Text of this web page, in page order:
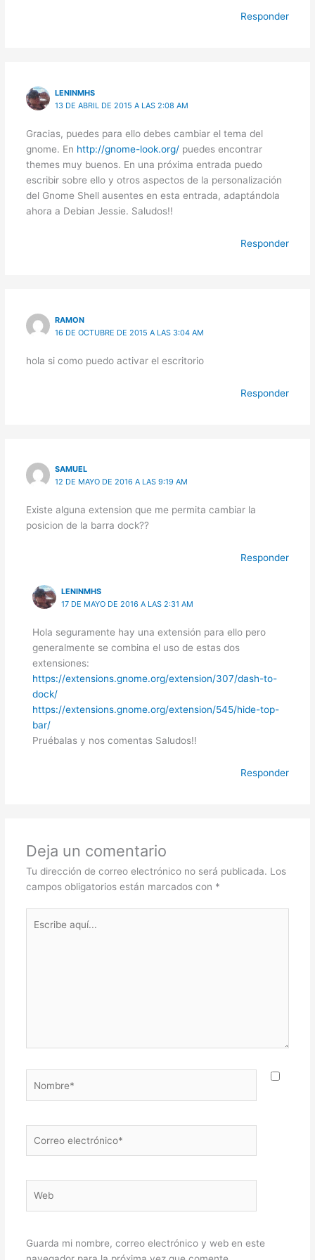
Responder
LENINMHS
13 DE ABRIL DE 2015 A LAS 2:08 AM
Gracias, puedes para ello debes cambiar el tema del
gnome. En http://gnome-look.org/puedes encontrar
themes muy buenos. En una próxima entrada puedo
escribir sobre ello y otros aspectos de la personalización
del Gnome Shell ausentes en esta entrada, adaptándola
ahora a Debian Jessie. Saludos!!
Responder
RAMON
16 DE OCTUBRE DE 2015 A LAS 3:04 AM
hola si como puedo activar el escritorio
Responder
SAMUEL
12 DE MAYO DE 2016 A LAS 9:19 AM
Existe alguna extension que me permita cambiar la
posicion de la barra dock??
Responder
LENINMHS
17 DE MAYO DE 2016 A LAS 2:31 AM
Hola seguramente hay una extensión para ello pero
generalmente se combina el uso de estas dos
extensiones:
https://extensions.gnome.org/extension/307/dash-to-
dock/
https://extensions.gnome.org/extension/545/hide-top-
bar/
Pruébalas y nos comentas Saludos!!
Responder
Deja un comentario
Tu dirección de correo electrónico no será publicada. Los
campos obligatorios están marcados con *
aquí...
electrónico*
Guarda mi nombre, correo electrónico y web en este